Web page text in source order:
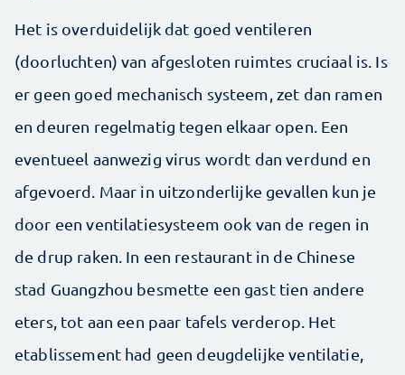
Het is overduidelijk dat goed ventileren
(doorluchten) van afgesloten ruimtes cruciaal is. Is
er geen goed mechanisch systeem, zet dan ramen
en deuren regelmatig tegen elkaar open. Een
eventueel aanwezig virus wordt dan verdund en
afgevoerd. Maar in uitzonderlijke gevallen kun je
door een ventilatiesysteem ook van de regen in
de drup raken. In een restaurant in de Chinese
stad Guangzhou besmette een gast tien andere
eters, tot aan een paar tafels verderop. Het
etablissement had geen deugdelijke ventilatie,